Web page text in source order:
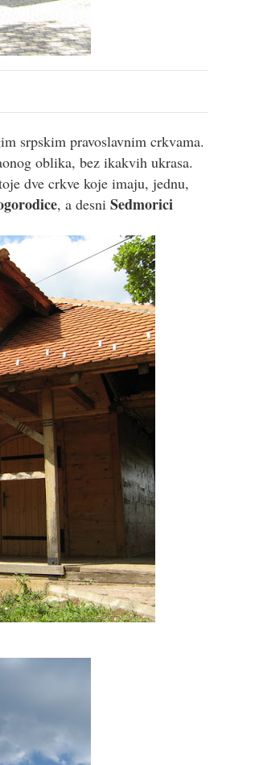
srpskim pravoslavnim crkvama.
oblika, bez ikakvih ukrasa.
dve crkve koje imaju, jednu,
, a desni Sedmorici